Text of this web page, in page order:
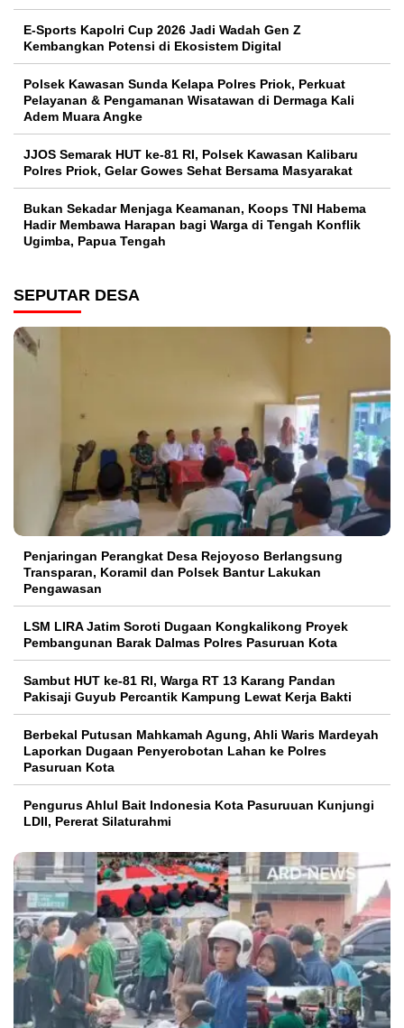
E-Sports Kapolri Cup 2026 Jadi Wadah Gen Z
Kembangkan Potensi di Ekosistem Digital
Polsek Kawasan Sunda Kelapa Polres Priok, Perkuat
Pelayanan & Pengamanan Wisatawan di Dermaga Kali
Adem Muara Angke
JJOS Semarak HUT ke-81 RI, Polsek Kawasan Kalibaru
Polres Priok, Gelar Gowes Sehat Bersama Masyarakat
Bukan Sekadar Menjaga Keamanan, Koops TNI Habema
Hadir Membawa Harapan bagi Warga di Tengah Konflik
Ugimba, Papua Tengah
SEPUTAR DESA
Penjaringan Perangkat Desa Rejoyoso Berlangsung
Transparan, Koramil dan Polsek Bantur Lakukan
Pengawasan
LSM LIRA Jatim Soroti Dugaan Kongkalikong Proyek
Pembangunan Barak Dalmas Polres Pasuruan Kota
Sambut HUT ke-81 RI, Warga RT 13 Karang Pandan
Pakisaji Guyub Percantik Kampung Lewat Kerja Bakti
Berbekal Putusan Mahkamah Agung, Ahli Waris Mardeyah
Laporkan Dugaan Penyerobotan Lahan ke Polres
Pasuruan Kota
Pengurus Ahlul Bait Indonesia Kota Pasuruuan Kunjungi
LDII, Pererat Silaturahmi